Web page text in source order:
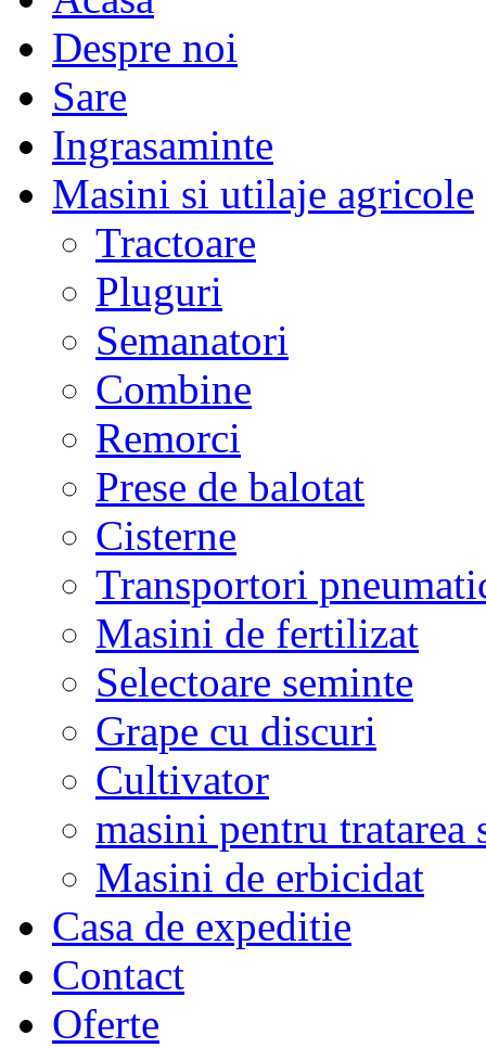
Despre noi
Sare
Ingrasaminte
Masini si utilaje agricole
Tractoare
Pluguri
Semanatori
Combine
Remorci
Prese de balotat
Cisterne
Transportori
Masini de fertilizat
Selectoare seminte
Grape cu discuri
Cultivator
masini pentru tratarea
Masini de erbicidat
Casa de expeditie
Contact
Oferte